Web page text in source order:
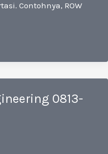
Contohnya, ROW
0813-